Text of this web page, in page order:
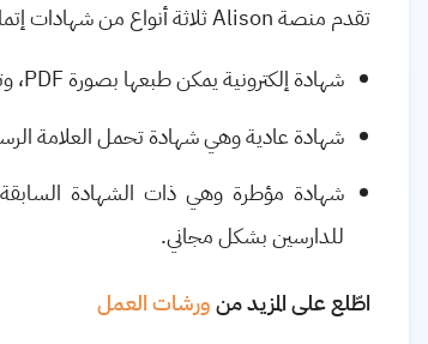
تقدم منصةAlisonثلاثة أنواع من شهادات
شهادة إلكترونية يمكن طبعها بصورةPDF،
شهادة عادية وهي شهادة تحمل العلامة
شهادة مؤطرة وهي ذات الشهادة
للدارسين بشكل مجاني.
اطّلع على المزيد منورشات العمل